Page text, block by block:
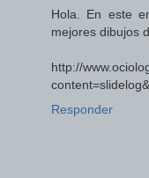
Hola. En este
mejores dibujos
http://
Responder